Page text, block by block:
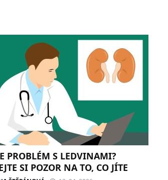
PROBLÉM S LEDVINAMI?
SI POZOR NA TO, CO JÍTE